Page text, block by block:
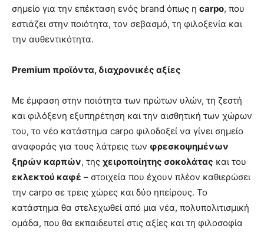
σημείο για την επέκταση ενός brand όπως η carpo, που
εστιάζει στην ποιότητα, τον σεβασμό, τη φιλοξενία και
την αυθεντικότητα.
Premium προϊόντα, διαχρονικές αξίες
Με έμφαση στην ποιότητα των πρώτων υλών, τη ζεστή
και φιλόξενη εξυπηρέτηση και την αισθητική των χώρων
του, το νέο κατάστημα carpo φιλοδοξεί να γίνει σημείο
αναφοράς για τους λάτρεις των φρεσκοψημένων
ξηρών καρπών, της χειροποίητης σοκολάτας και του
εκλεκτού καφέ – στοιχεία που έχουν πλέον καθιερώσει
την carpo σε τρεις χώρες και δύο ηπείρους. Το
κατάστημα θα στελεχωθεί από μια νέα, πολυπολιτισμική
ομάδα, που θα εκπαιδευτεί στις αξίες και τη φιλοσοφία